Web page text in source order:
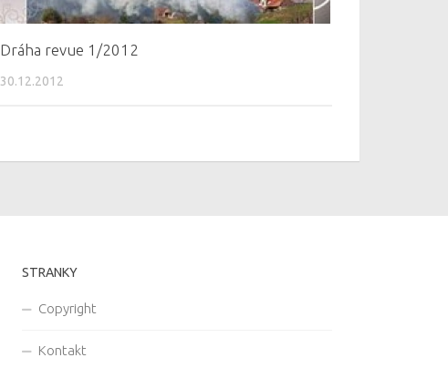
Dráha revue 1/2012
30.12.2012
STRANKY
Copyright
Kontakt